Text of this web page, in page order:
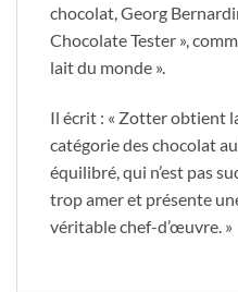
chocolat, Georg
Chocolate Tester »,
lait du monde ».
Il écrit : « Zotter obtient
catégorie des chocolat
équilibré, qui n’est pas
trop amer et présente
véritable chef-d’œuvre. »